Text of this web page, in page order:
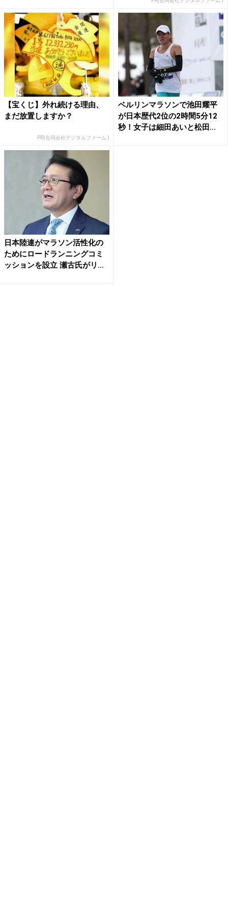
【宝くじ】外れ続ける理由、
まだ放置しますか？
PR(合同会社デジタルファーム )
ベルリンマラソンで池田耀平
が日本歴代2位の2時間5分12
秒！女子は細田あいと松田...
日本陸連がマラソン活性化の
ためにロードランニングコミ
ッションを設立 瀬古氏がリ